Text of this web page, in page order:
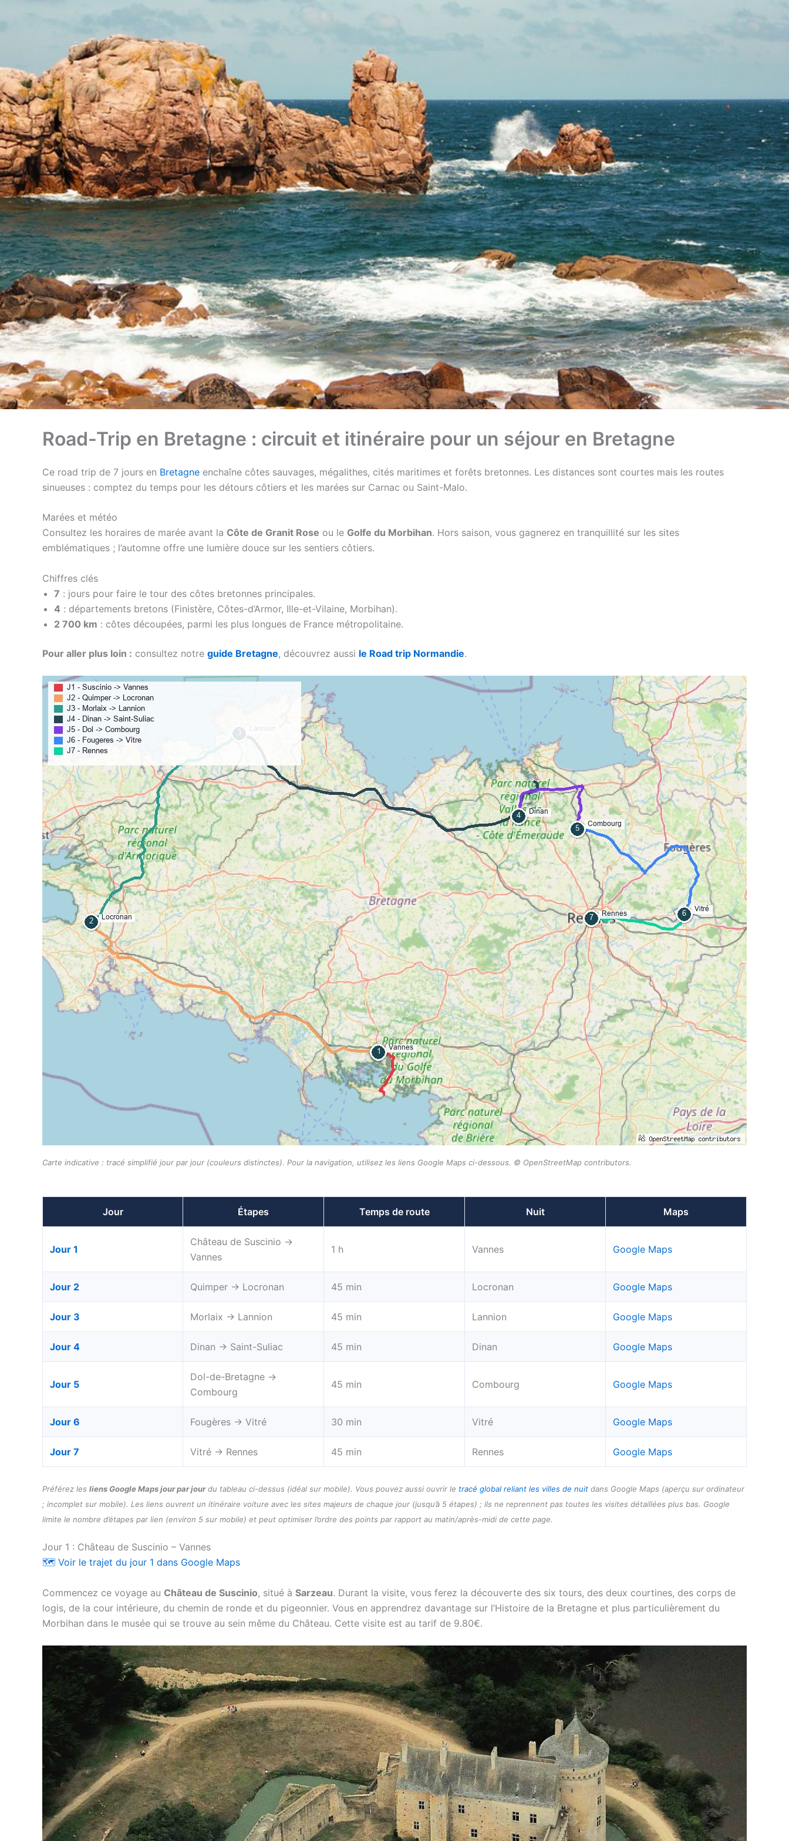
Road-Trip en Bretagne : circuit et itinéraire pour un séjour en Bretagne
Ce road trip de 7 jours en Bretagne enchaîne côtes sauvages, mégalithes, cités maritimes et forêts bretonnes. Les distances sont courtes mais les routes
sinueuses : comptez du temps pour les détours côtiers et les marées sur Carnac ou Saint-Malo.
Marées et météo
Consultez les horaires de marée avant la Côte de Granit Rose ou le Golfe du Morbihan. Hors saison, vous gagnerez en tranquillité sur les sites
emblématiques ; l’automne offre une lumière douce sur les sentiers côtiers.
Chiffres clés
7 : jours pour faire le tour des côtes bretonnes principales.
4 : départements bretons (Finistère, Côtes-d’Armor, Ille-et-Vilaine, Morbihan).
2 700 km : côtes découpées, parmi les plus longues de France métropolitaine.
Pour aller plus loin : consultez notre guide Bretagne, découvrez aussi le Road trip Normandie.
Carte indicative : tracé simplifié jour par jour (couleurs distinctes). Pour la navigation, utilisez les liens Google Maps ci-dessous. © OpenStreetMap contributors.
Jour Étapes Temps de route Nuit Maps
Jour 1
Château de Suscinio →
Vannes
1 h Vannes Google Maps
Jour 2 Quimper → Locronan 45 min Locronan Google Maps
Jour 3 Morlaix → Lannion 45 min Lannion Google Maps
Jour 4 Dinan → Saint-Suliac 45 min Dinan Google Maps
Jour 5
Dol-de-Bretagne →
Combourg
45 min Combourg Google Maps
Jour 6 Fougères → Vitré 30 min Vitré Google Maps
Jour 7 Vitré → Rennes 45 min Rennes Google Maps
Préférez les liens Google Maps jour par jourdu tableau ci-dessus (idéal sur mobile). Vous pouvez aussi ouvrir le tracé global reliant les villes de nuit dans Google Maps (aperçu sur ordinateur
; incomplet sur mobile). Les liens ouvrent un itinéraire voiture avec les sites majeurs de chaque jour (jusqu’à 5 étapes) ; ils ne reprennent pas toutes les visites détaillées plus bas. Google
limite le nombre d’étapes par lien (environ 5 sur mobile) et peut optimiser l’ordre des points par rapport au matin/après-midi de cette page.
Jour 1 : Château de Suscinio – Vannes
🗺️ Voir le trajet du jour 1 dans Google Maps
Commencez ce voyage au Château de Suscinio, situé à Sarzeau. Durant la visite, vous ferez la découverte des six tours, des deux courtines, des corps de
logis, de la cour intérieure, du chemin de ronde et du pigeonnier. Vous en apprendrez davantage sur l’Histoire de la Bretagne et plus particulièrement du
Morbihan dans le musée qui se trouve au sein même du Château. Cette visite est au tarif de 9.80€.